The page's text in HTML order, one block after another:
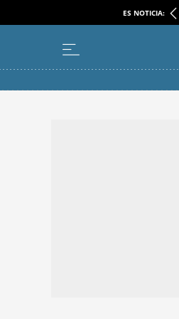
ES NOTICIA: